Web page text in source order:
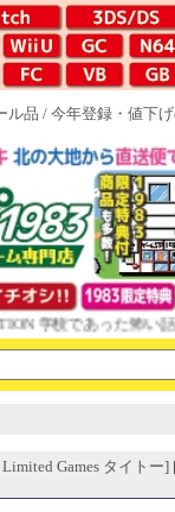
ル品 / 今年登録・値下
あった怖い話と晦󠄀つ
Games タイトー]